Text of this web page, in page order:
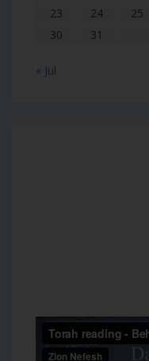
23
24 25
30
31
« Jul